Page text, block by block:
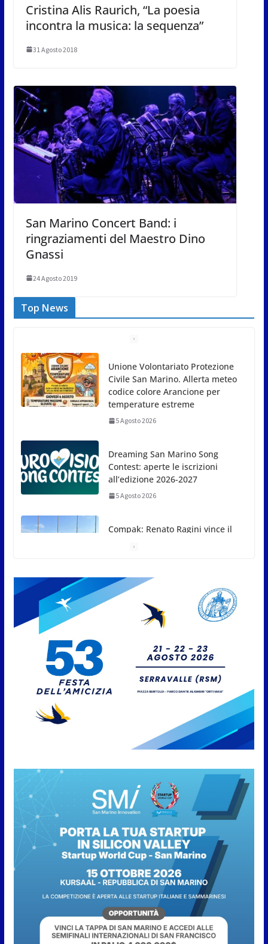
Cristina Alis Raurich, “La poesia
incontra la musica: la sequenza”
31 Agosto 2018
San Marino Concert Band: i
ringraziamenti del Maestro Dino
Gnassi
24 Agosto 2019
Top News
Unione Volontariato Protezione
Civile San Marino. Allerta meteo
codice colore Arancione per
temperature estreme
5 Agosto 2026
Dreaming San Marino Song
Contest: aperte le iscrizioni
all’edizione 2026-2027
5 Agosto 2026
Compak: Renato Ragini vince il
Pesca sportiva, tre prove di
campionato tra acque dolci e di
5 Agosto 2026
San Marino. Il 6 agosto è ancora
Giovedì in Centro. Il Centro
storico torna protagonista di
sera tra shopping, cultura e
5 Agosto 2026